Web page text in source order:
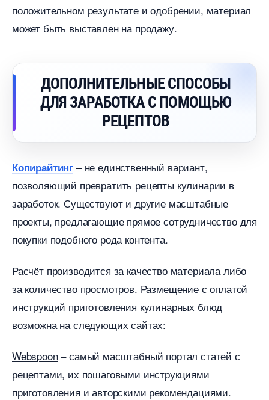
положительном результате и одобрении, материал
может быть выставлен на продажу.
ДОПОЛНИТЕЛЬНЫЕ СПОСОБЫ
ДЛЯ ЗАРАБОТКА С ПОМОЩЬЮ
РЕЦЕПТО
Копирайтин – не единственный вариант,
позволяющий превратить рецепты кулинарии
заработок. Существуют и другие масштабные
проекты, предлагающие прямое сотрудничество для
покупки подобного рода контента.
Расчёт производится за качество материала либо
за количество просмотров. Размещение с оплатой
инструкций приготовления кулинарных блюд
озможна на следующих сайтах:
Webspoon– самый масштабный портал статей с
рецептами, их пошаговыми инструкциями
приготовления и авторскими рекомендациями.